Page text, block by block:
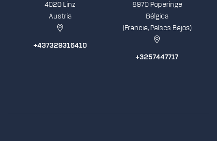
4020 Linz
Austria
+437329316410
8970 Poperinge
Bélgica
(Francia, Países Bajos)
+3257447717